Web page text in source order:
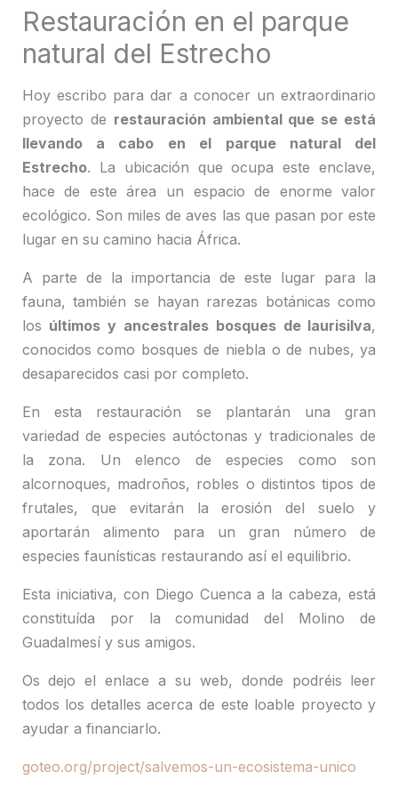
Restauración en el parque
natural del Estrecho
Hoy escribo para dar a conocer un extraordinario
proyecto de restauración ambiental que se está
llevando a cabo en el parque natural del
Estrecho. La ubicación que ocupa este enclave,
hace de este área un espacio de enorme valor
ecológico. Son miles de aves las que pasan por este
lugar en su camino hacia África.
A parte de la importancia de este lugar para la
fauna, también se hayan rarezas botánicas como
los últimos y ancestrales bosques de laurisilva,
conocidos como bosques de niebla o de nubes, ya
desaparecidos casi por completo.
En esta restauración se plantarán una gran
variedad de especies autóctonas y tradicionales de
la zona. Un elenco de especies como son
alcornoques, madroños, robles o distintos tipos de
frutales, que evitarán la erosión del suelo y
aportarán alimento para un gran número de
especies faunísticas restaurando así el equilibrio.
Esta iniciativa, con Diego Cuenca a la cabeza, está
constituída por la comunidad del Molino de
Guadalmesí y sus amigos.
Os dejo el enlace a su web, donde podréis leer
todos los detalles acerca de este loable proyecto y
ayudar a financiarlo.
goteo.org/project/salvemos-un-ecosistema-unico